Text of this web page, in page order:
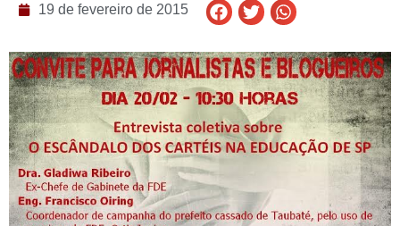
19 de fevereiro de 2015